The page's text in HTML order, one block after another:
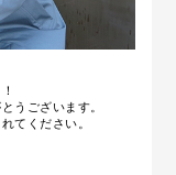
うございます。
てください。